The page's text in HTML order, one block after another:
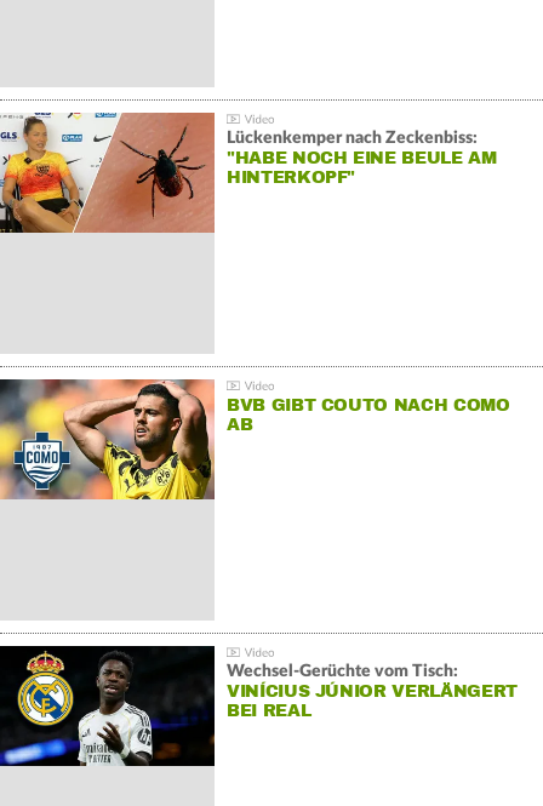
Lückenkemper nach Zeckenbiss:
"HABE NOCH EINE BEULE AM
HINTERKOPF"
BVB GIBT COUTO NACH COMO
AB
Wechsel-Gerüchte vom Tisch:
VINÍCIUS JÚNIOR VERLÄNGERT
BEI REAL